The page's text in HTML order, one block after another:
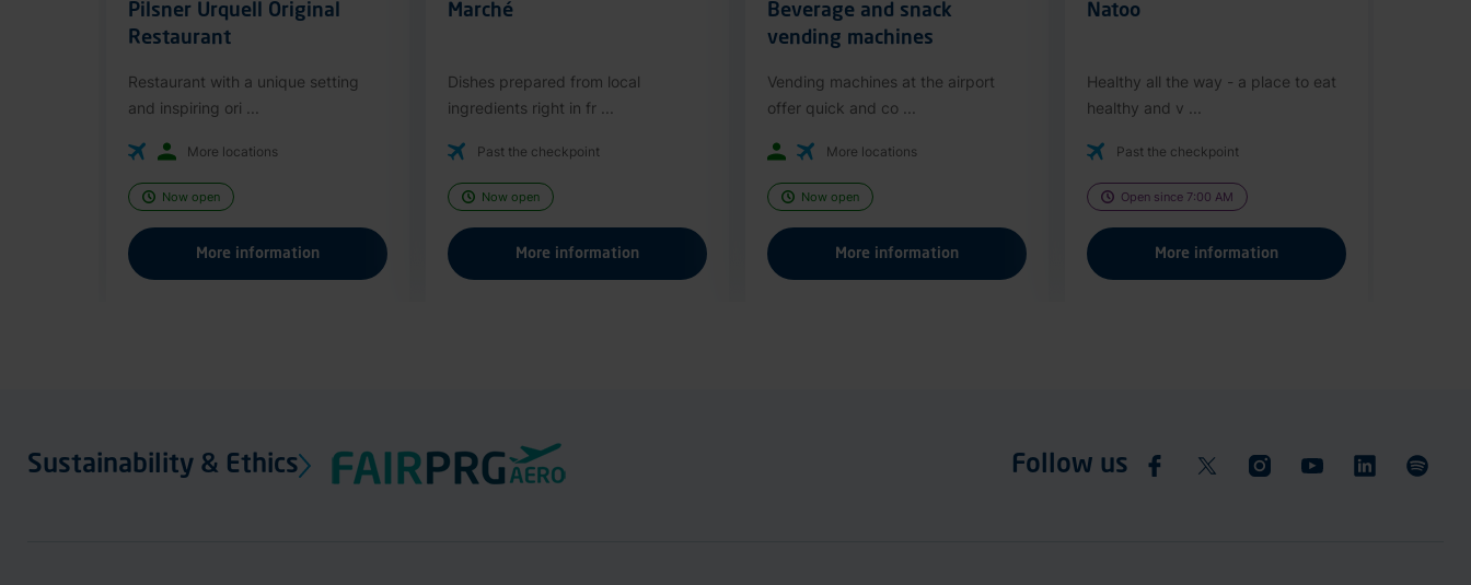
Pilsner Urquell Original
Restaurant
Restaurant with a unique setting
and inspiring ori ...
More locations
Now open
More information
Marché
Dishes prepared from local
ingredients right in fr ...
Past the checkpoint
Now open
More information
Beverage and snack
vending machines
Vending machines at the airport
offer quick and co ...
More locations
Now open
More information
Natoo
Healthy all the way - a place to eat
healthy and v ...
Past the checkpoint
Open since 7:00 AM
More information
Sustainability & Ethics Follow us